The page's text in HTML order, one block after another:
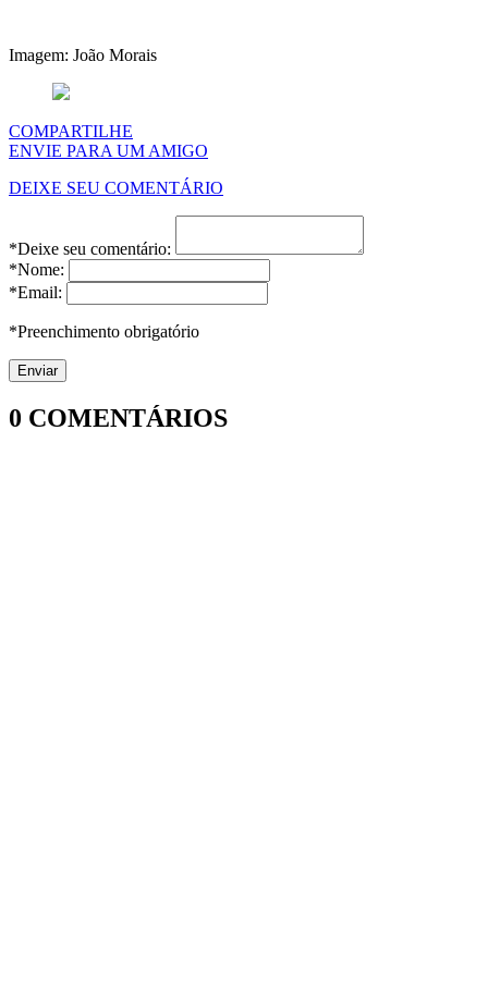
Imagem: João Morais
COMPARTILHE
ENVIE PARA UM AMIGO
DEIXE SEU COMENTÁRIO
*Deixe seu comentário:
*Nome:
*Email:
*Preenchimento obrigatório
0 COMENTÁRIOS